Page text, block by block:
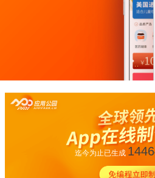
迄今为止已生成